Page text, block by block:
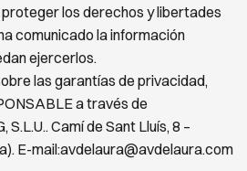
proteger los derechos ylibertades
comunicado la información
ejercerlos.
las garantías de privacidad,
a través de
Camí de Sant Lluís, 8 –
E-mail:avdelaura@avdelaura.com